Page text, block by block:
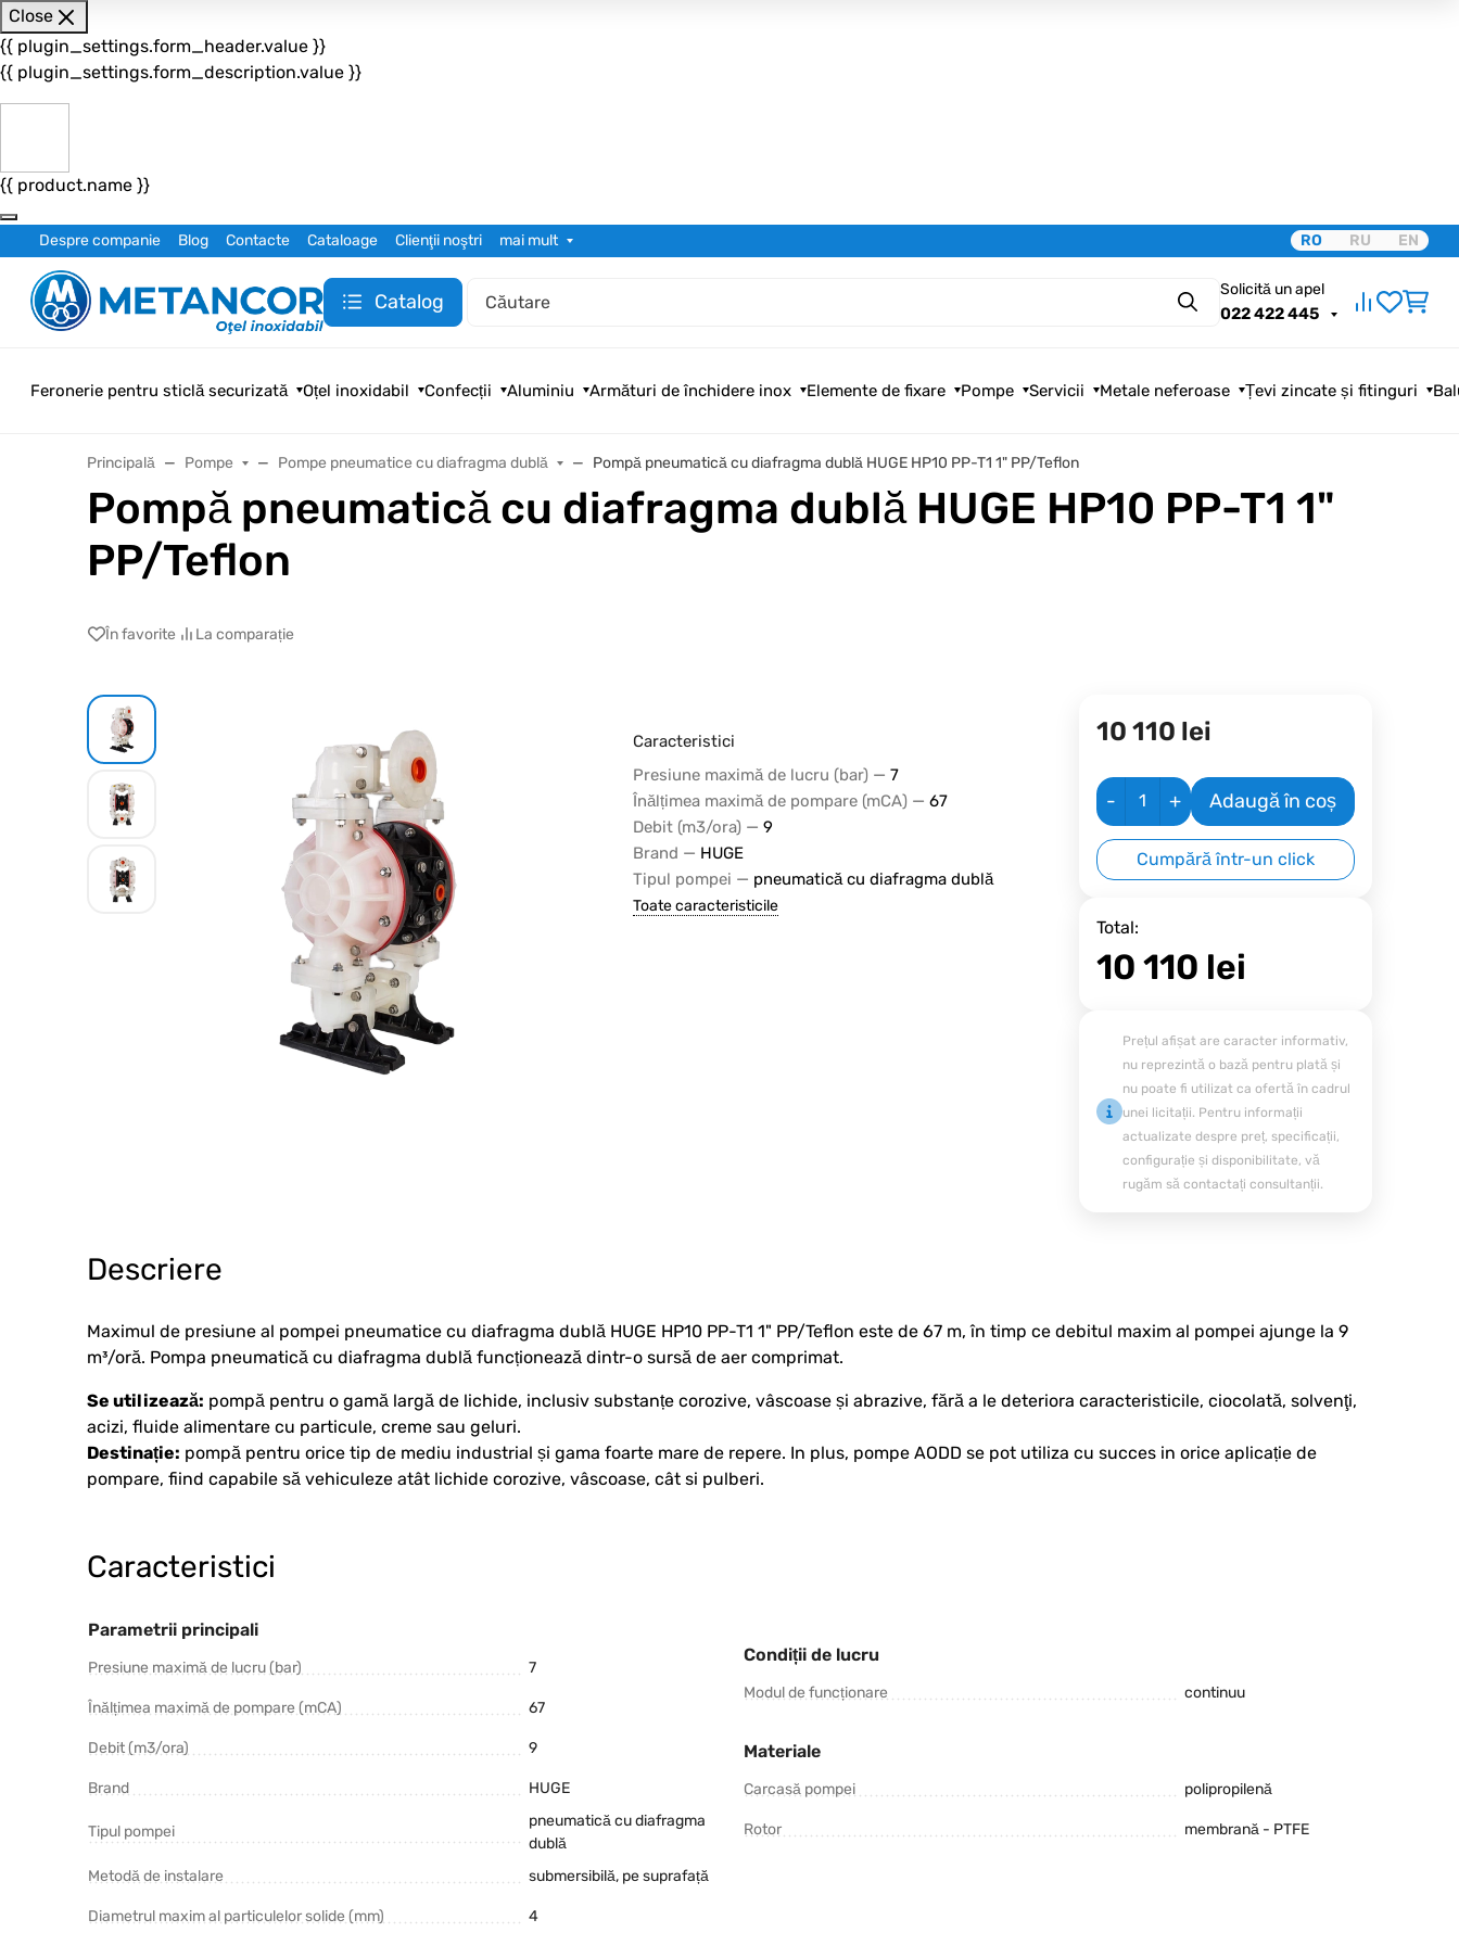
Close
{{ plugin_settings.form_header.value }}
{{ plugin_settings.form_description.value }}
{{ product.name }}
Despre companie Blog Contacte Cataloage Clienţii noştri mai mult RO RU EN
Catalog Căutare
Solicită un apel
022 422 445
Feronerie pentru sticlă securizată Oțel inoxidabil Confecții Aluminiu Armături de închidere inox Elemente de fixare Pompe Servicii Metale neferoase Țevi zincate și fitinguri
Principală Pompe Pompe pneumatice cu diafragma dublă Pompă pneumatică cu diafragma dublă HUGE HP10 PP-T1 1" PP/Teflon
Pompă pneumatică cu diafragma dublă HUGE HP10 PP-T1 1"
PP/Teflon
În favorite La comparație
Caracteristici
Presiune maximă de lucru (bar) — 7
Înălțimea maximă de pompare (mCA) — 67
Debit (m3/ora) — 9
Brand — HUGE
Tipul pompei — pneumatică cu diafragma dublă
Toate caracteristicile
10 110 lei
- + Adaugă în coș
Cumpără într-un click
Total:
10 110 lei
Prețul afișat are caracter informativ,
nu reprezintă o bază pentru plată și
nu poate fi utilizat ca ofertă în cadrul
unei licitații. Pentru informații
actualizate despre preț, specificații,
configurație și disponibilitate, vă
rugăm să contactați consultanții.
Descriere
Maximul de presiune al pompei pneumatice cu diafragma dublă HUGE HP10 PP-T1 1" PP/Teflon este de 67 m, în timp ce debitul maxim al pompei ajunge la 9
m³/oră. Pompa pneumatică cu diafragma dublă funcționează dintr-o sursă de aer comprimat.
Se utilizează: pompă pentru o gamă largă de lichide, inclusiv substanțe corozive, vâscoase și abrazive, fără a le deteriora caracteristicile, ciocolată, solvenţi,
acizi, fluide alimentare cu particule, creme sau geluri.
Destinație: pompă pentru orice tip de mediu industrial și gama foarte mare de repere. In plus, pompe AODD se pot utiliza cu succes in orice aplicație de
pompare, fiind capabile să vehiculeze atât lichide corozive, vâscoase, cât si pulberi.
Caracteristici
Parametrii principali
Presiune maximă de lucru (bar) 7
Înălțimea maximă de pompare (mCA) 67
Debit (m3/ora) 9
Brand HUGE
Tipul pompei
pneumatică cu diafragma
dublă
Metodă de instalare
submersibilă, pe suprafață
Diametrul maxim al particulelor solide (mm) 4
Condiții de lucru
Modul de funcționare continuu
Materiale
Carcasă pompei polipropilenă
Rotor membrană - PTFE